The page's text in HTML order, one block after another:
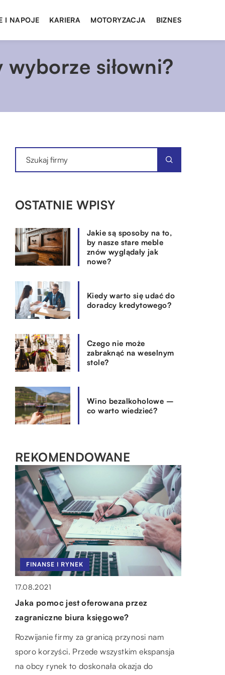
I NAPOJE KARIERA MOTORYZACJA BIZNES
siłowni?
OSTATNIE WPISY
Jakie są sposoby na to,
by nasze stare meble
znów wyglądały jak
nowe?
Kiedy warto się udać do
doradcy kredytowego?
Czego nie może
zabraknąć na weselnym
stole?
Wino bezalkoholowe –
co warto wiedzieć?
REKOMENDOWANE
LIFESTYLE
08.06.2019
Sposoby na rozwinięcie artystycznych
pasji dziecka
Wybierając zajęcia dodatkowe dla swoich
dzieci, wielu rodziców decyduje się zapisać je
do szkółek sportowych, mając na celu
FINANSE I RYNEK
17.08.2021
Jaka pomoc jest oferowana przez
zagraniczne biura księgowe?
Rozwijanie firmy za granicą przynosi nam
sporo korzyści. Przede wszystkim ekspansja
na obcy rynek to doskonała okazja do
MOTO & TECH
26.05.2020
Obudowy sprzętu elektronicznego –
podstawowe zabezpieczenie
Niemal wszystkie urządzenia elektroniczne są
umieszczone w estetycznych obudowach,
które wykonuje się z różnych materiałów.